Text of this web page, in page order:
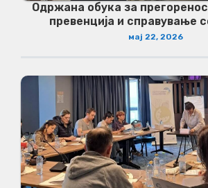
Одржана обука за
превенција и справување
мај 22, 2026